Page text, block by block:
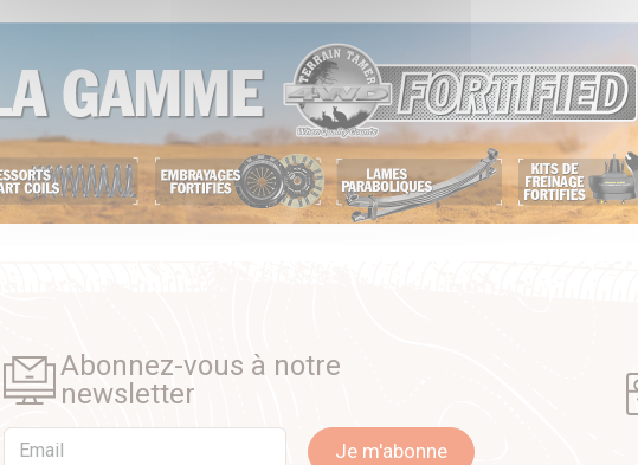
Abonnez-vous à notre
newsletter
Email Je m'abonne